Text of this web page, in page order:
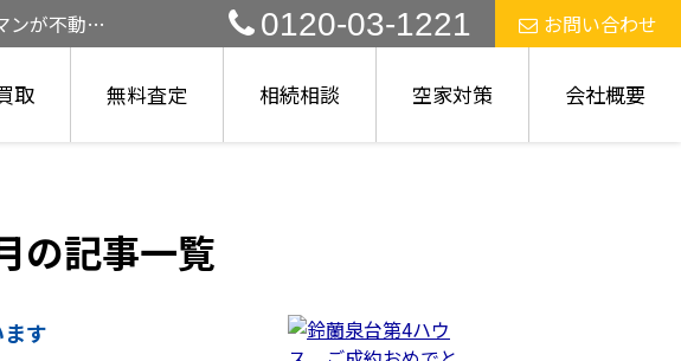
ンが不動産
0120-03-1221 お問い合わせ
取 無料査定 相続相談 空家対策 会社概要
の記事一覧
す